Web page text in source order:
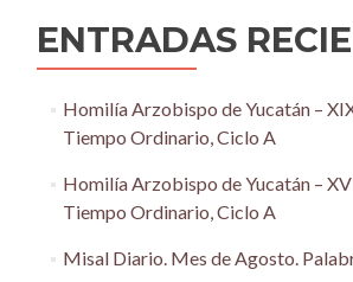
ENTRADAS
Homilía Arzobispo de Yucatán –
Tiempo Ordinario, Ciclo A
Homilía Arzobispo de Yucatán –
Tiempo Ordinario, Ciclo A
Misal Diario. Mes de Agosto.